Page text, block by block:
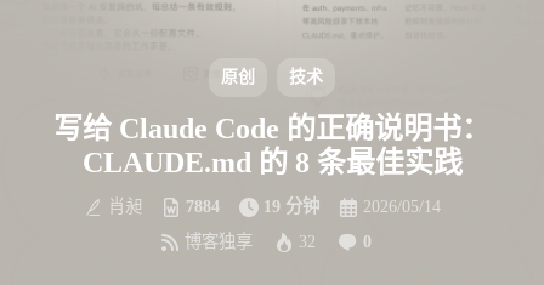
原创 技术
写给 Claude Code 的正确说明书：
CLAUDE.md 的 8 条最佳实践
肖昶 7884 19 分钟
2026/05/14
博客独享
32 0